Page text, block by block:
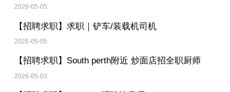
2026-05-05
【招聘求职】 求职｜铲车/装载机司机
2026-05-05
【招聘求职】 South perth附近 炒面店招全职厨师
2026-05-03